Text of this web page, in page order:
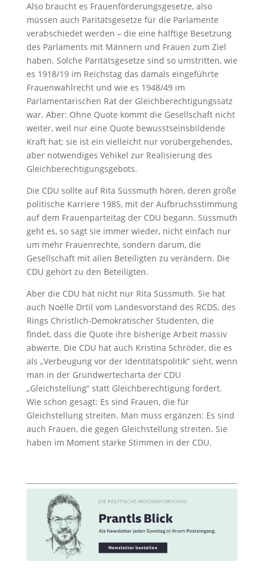
Also braucht es Frauenförderungsgesetze, also
müssen auch Paritätsgesetze für die Parlamente
verabschiedet werden – die eine hälftige Besetzung
des Parlaments mit Männern und Frauen zum Ziel
haben. Solche Paritätsgesetze sind so umstritten, wie
es 1918/19 im Reichstag das damals eingeführte
Frauenwahlrecht und wie es 1948/49 im
Parlamentarischen Rat der Gleichberechtigungssatz
war. Aber: Ohne Quote kommt die Gesellschaft nicht
weiter, weil nur eine Quote bewusstseinsbildende
Kraft hat; sie ist ein vielleicht nur vorübergehendes,
aber notwendiges Vehikel zur Realisierung des
Gleichberechtigungsgebots.
Die CDU sollte auf Rita Süssmuth hören, deren große
politische Karriere 1985, mit der Aufbruchsstimmung
auf dem Frauenparteitag der CDU begann. Süssmuth
geht es, so sagt sie immer wieder, nicht einfach nur
um mehr Frauenrechte, sondern darum, die
Gesellschaft mit allen Beteiligten zu verändern. Die
CDU gehört zu den Beteiligten.
Aber die CDU hat nicht nur Rita Süssmuth. Sie hat
auch Noëlle Drtil vom Landesvorstand des RCDS, des
Rings Christlich-Demokratischer Studenten, die
findet, dass die Quote ihre bisherige Arbeit massiv
abwerte. Die CDU hat auch Kristina Schröder, die es
als „Verbeugung vor der Identitätspolitik“ sieht, wenn
man in der Grundwertecharta der CDU
„Gleichstellung“ statt Gleichberechtigung fordert.
Wie schon gesagt: Es sind Frauen, die für
Gleichstellung streiten. Man muss ergänzen: Es sind
auch Frauen, die gegen Gleichstellung streiten. Sie
haben im Moment starke Stimmen in der CDU.